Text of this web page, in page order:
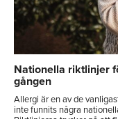
Nationella riktlinjer
gången
Allergi är en av de
inte funnits några